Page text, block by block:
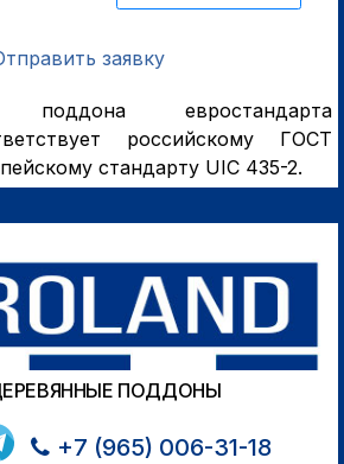
заявку
поддона евростандарта
российскому ГОСТ
стандарту UIC 435-2.
ПОДДОНЫ
+7 (965) 006-31-18